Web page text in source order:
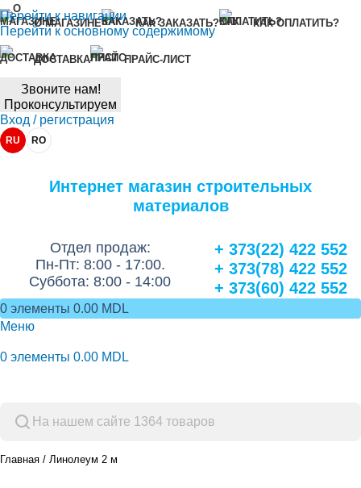
Перейти к навигации
Перейти к основному содержимому
О МАГАЗИНЕ КАК ЗАКАЗАТЬ? КАК ОПЛАТИТЬ?
ДОСТАВКА ПРАЙС-ЛИСТ
Звоните нам!
Проконсультируем
Вход / регистрация
RU RO
Интернет магазин строительных
материалов
Отдел продаж:
Пн-Пт: 8:00 - 17:00.
Суббота: 8:00 - 14:00
+ 373(22) 422 552
+ 373(78) 422 552
+ 373(60) 422 552
0 элементы 0.00 MDL
Меню
0 элементы 0.00 MDL
Главная Линолеум 2 м